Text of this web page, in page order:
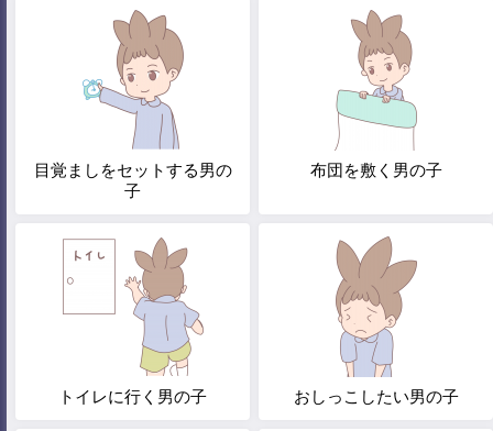
目覚ましをセットする男の
子
布団を敷く男の子
トイレに行く男の子 おしっこしたい男の子